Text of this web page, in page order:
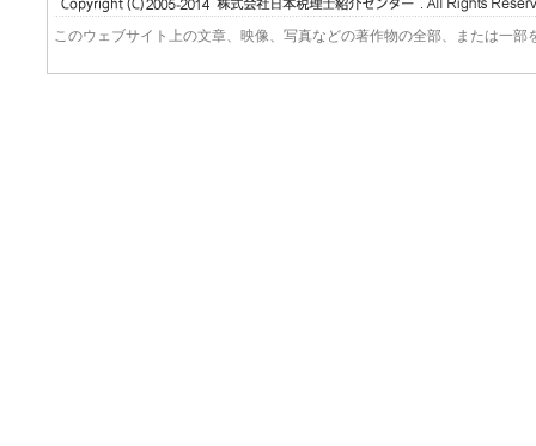
このウェブサイト上の文章、映像、写真などの著作物の全部、または一